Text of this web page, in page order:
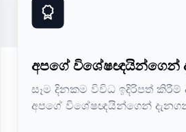
අපගේ විශේෂඥයින්ගෙන්
සෑම දිනකම විවිධ ඉදිරිපත් කිරීම්
අපගේ විශේෂඥයින්ගෙන්